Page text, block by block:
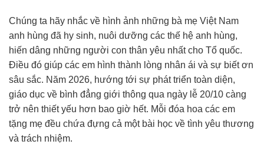
Chúng ta hãy nhắc về hình ảnh những bà mẹ Việt Nam
anh hùng đã hy sinh, nuôi dưỡng các thế hệ anh hùng,
hiến dâng những người con thân yêu nhất cho Tổ quốc.
Điều đó giúp các em hình thành lòng nhân ái và sự biết ơn
sâu sắc. Năm 2026, hướng tới sự phát triển toàn diện,
giáo dục về bình đẳng giới thông qua ngày lễ 20/10 càng
trở nên thiết yếu hơn bao giờ hết. Mỗi đóa hoa các em
tặng mẹ đều chứa đựng cả một bài học về tình yêu thương
và trách nhiệm.